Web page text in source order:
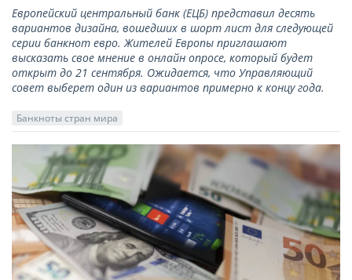
Европейский центральный банк (ЕЦБ) представил десять
вариантов дизайна, вошедших в шорт лист для следующей
серии банкнот евро. Жителей Европы приглашают
высказать свое мнение в онлайн опросе, который будет
открыт до 21 сентября. Ожидается, что Управляющий
совет выберет один из вариантов примерно к концу года.
Банкноты стран мира